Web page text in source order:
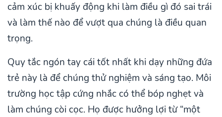
cảm xúc bị khuấy động khi làm điều gì đó sai trái
và làm thế nào để vượt qua chúng là điều quan
trọng.
Quy tắc ngón tay cái tốt nhất khi dạy những đứa
trẻ này là để chúng thử nghiệm và sáng tạo. Môi
trường học tập cứng nhắc có thể bóp nghẹt và
làm chúng còi cọc. Họ được hưởng lợi từ “một